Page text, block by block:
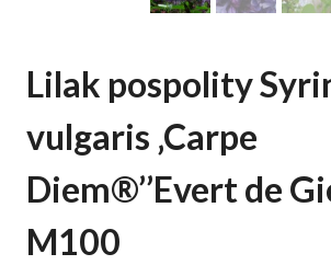
Lilak pospolity
vulgaris ‚Carpe
Diem®’’Evert de
M100